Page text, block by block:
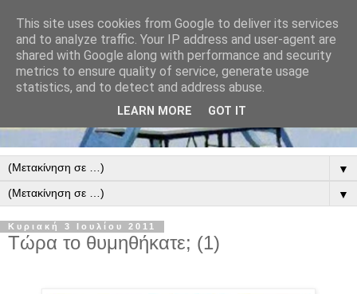
▼
▼
Κυριακή 3 Ιουλίου 2011
Τώρα το θυμηθήκατε; (1)
This site uses cookies from Google to deliver its services
and to analyze traffic. Your IP address and user-agent are
shared with Google along with performance and security
metrics to ensure quality of service, generate usage
statistics, and to detect and address abuse.
LEARN MORE GOT IT